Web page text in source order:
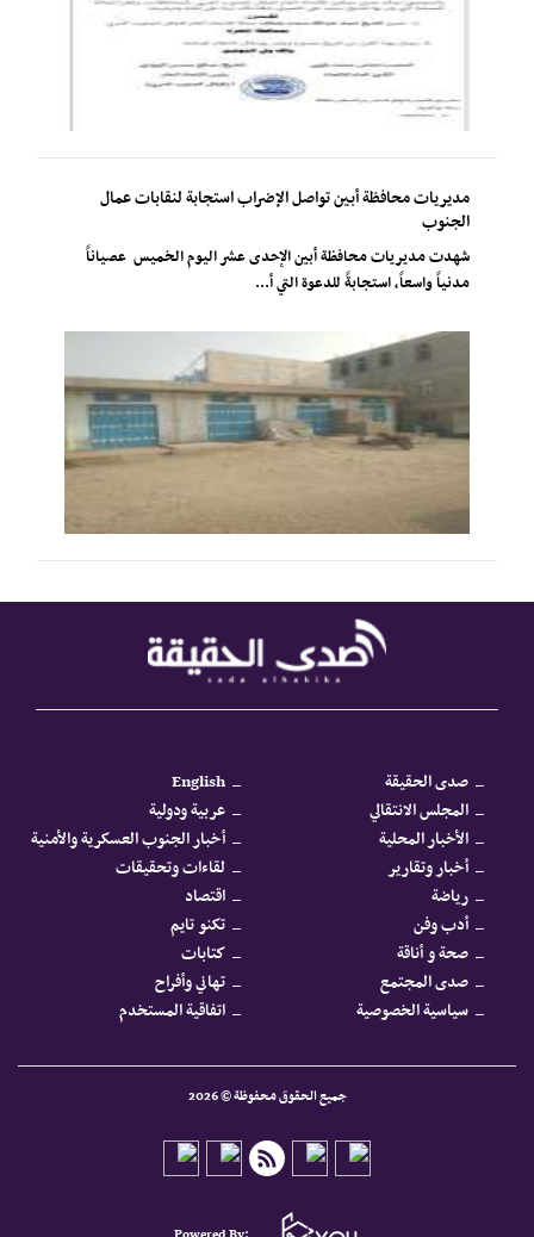
مديريات محافظة أبين تواصل الإضراب استجابة لنقابات عمال
الجنوب
شهدت مديريات محافظة أبين الإحدى عشر اليوم الخميس عصياناً
مدنياً واسعاً، استجابةً للدعوة التي أ...
صدى الحقيقة
English
المجلس الانتقالي
عربية ودولية
الأخبار المحلية
أخبار الجنوب العسكرية والأمنية
أخبار وتقارير
لقاءات وتحقيقات
رياضة
اقتصاد
أدب وفن
تكنو تايم
صحة و أناقة
كتابات
صدى المجتمع
تهاني وأفراح
سياسية الخصوصية
اتفاقية المستخدم
جميع الحقوق محفوظة © 2026